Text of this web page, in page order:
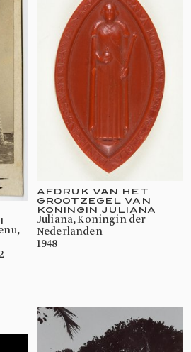
AFDRUK VAN HET
GROOTZEGEL VAN
KONINGIN JULIANA
Juliana, Koningin der
Nederlanden
1948